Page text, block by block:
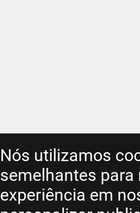
Nós utilizamos
semelhantes para
experiência em